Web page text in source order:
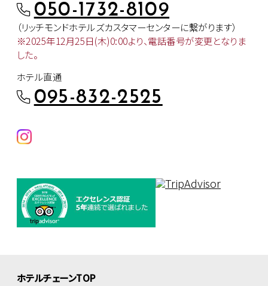
050-1732-8109
（リッチモンドホテルズカスタマーセンターに繋がります）
※2025年12月25日(木)0:00より、電話番号が変更となりま
した。
ホテル直通
095-832-2525
ホテルチェーンTOP